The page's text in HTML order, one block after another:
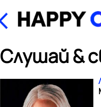
Слушай &